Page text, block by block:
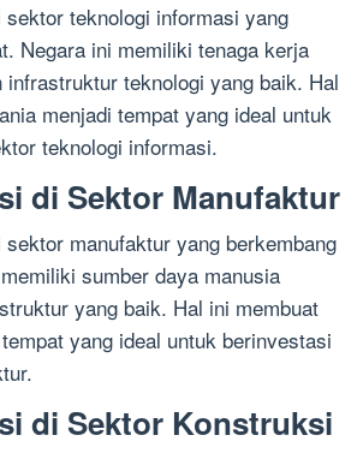
teknologi informasi yang
Negara ini memiliki tenaga kerja
infrastruktur teknologi yang baik. Hal
menjadi tempat yang ideal untuk
teknologi informasi.
di Sektor Manufaktur
manufaktur yang berkembang
sumber daya manusia
yang baik. Hal ini membuat
yang ideal untuk berinvestasi
di Sektor Konstruksi